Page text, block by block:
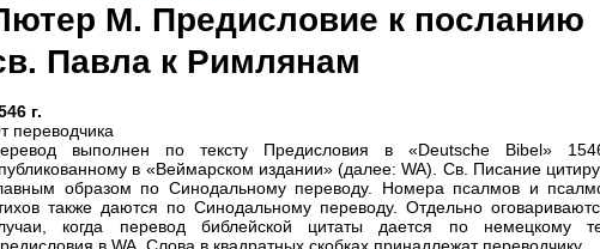
М. Предисловие к посланию
Павла к Римлянам
г.
переводчика
выполнен по тексту Предисловия в «Deutsche Bibel»
в «Веймарском издании» (далее: WA). Св. Писание
образом по Синодальному переводу. Номера псалмов и
также даются по Синодальному переводу. Отдельно
когда перевод библейской цитаты дается по немецкому